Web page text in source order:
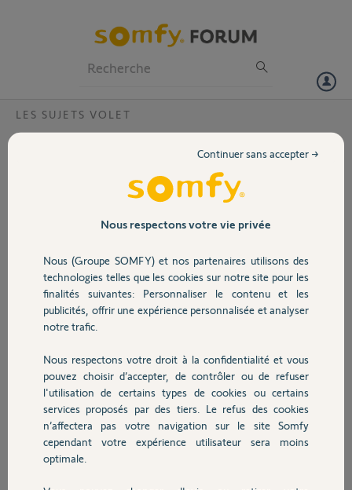
Volet
Sécurité
Domotique
Chauffage
Autres produits
LES SUJETS VOLET
IPSO 6 RTS 2 ne monte plus
j'ai changé le condensateur (déjà fait sur d'autres volets) et le moteur
une fois remonté descend mais ne remonte pas le volet. On entend
sans le tube alu sur lequel vient s"accrocher le volet, le moteur
richard G.
Participer au fil de discussion
Réponses
Bonjour,
Il faut s'assurer que les ensembles d'adaptation (roue + couronne) sont
Nous respectons votre vie privée
Nous (Groupe SOMFY) et nos partenaires utilisons des
technologies telles que les cookies sur notre site pour les
finalités suivantes: Personnaliser le contenu et les
publicités, offrir une expérience personnalisée et analyser
notre trafic.
Nous respectons votre droit à la confidentialité et vous
pouvez choisir d’accepter, de contrôler ou de refuser
l'utilisation de certains types de cookies ou certains
services proposés par des tiers. Le refus des cookies
n’affectera pas votre navigation sur le site Somfy
cependant votre expérience utilisateur sera moins
optimale.
Continuer sans accepter →